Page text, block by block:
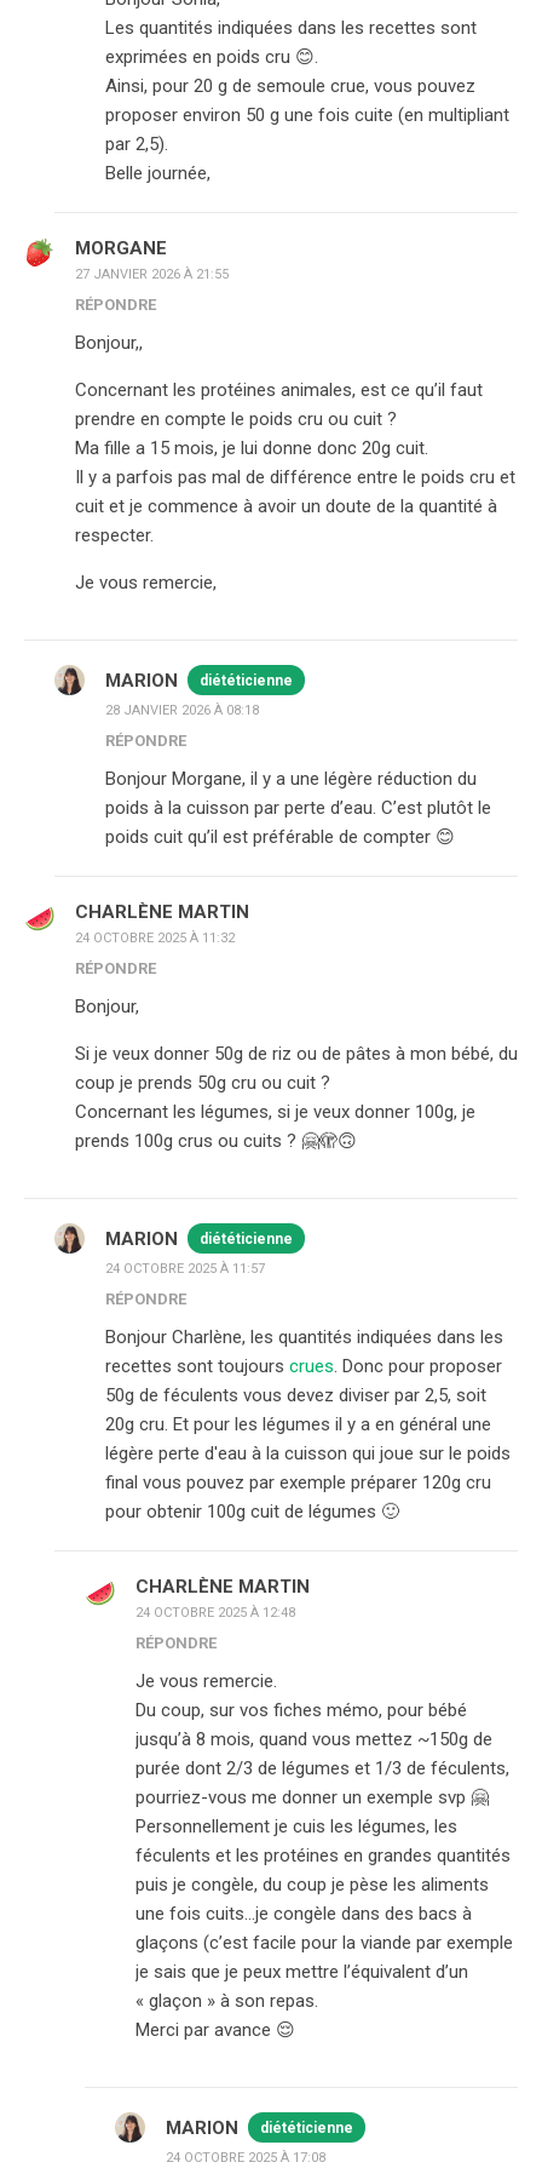
Les quantités indiquées dans les recettes sont
exprimées en poids cru 😊.
Ainsi, pour 20 g de semoule crue, vous pouvez
proposer environ 50 g une fois cuite (en multipliant
par 2,5).
Belle journée,
MORGANE
27 JANVIER 2026 À 21:55
RÉPONDRE
Bonjour,,
Concernant les protéines animales, est ce qu’il faut
prendre en compte le poids cru ou cuit ?
Ma fille a 15 mois, je lui donne donc 20g cuit.
Il y a parfois pas mal de différence entre le poids cru et
cuit et je commence à avoir un doute de la quantité à
respecter.
Je vous remercie,
MARION diététicienne
28 JANVIER 2026 À 08:18
RÉPONDRE
Bonjour Morgane, il y a une légère réduction du
poids à la cuisson par perte d’eau. C’est plutôt le
poids cuit qu’il est préférable de compter 😊
CHARLÈNE MARTIN
24 OCTOBRE 2025 À 11:32
RÉPONDRE
Bonjour,
Si je veux donner 50g de riz ou de pâtes à mon bébé, du
coup je prends 50g cru ou cuit ?
Concernant les légumes, si je veux donner 100g, je
prends 100g crus ou cuits ? 🤗🫣🙃
MARION diététicienne
24 OCTOBRE 2025 À 11:57
RÉPONDRE
Bonjour Charlène, les quantités indiquées dans les
recettes sont toujours crues. Donc pour proposer
50g de féculents vous devez diviser par 2,5, soit
20g cru. Et pour les légumes il y a en général une
légère perte d'eau à la cuisson qui joue sur le poids
final vous pouvez par exemple préparer 120g cru
pour obtenir 100g cuit de légumes 🙂
CHARLÈNE MARTIN
24 OCTOBRE 2025 À 12:48
RÉPONDRE
Je vous remercie.
Du coup, sur vos fiches mémo, pour bébé
jusqu’à 8 mois, quand vous mettez ~150g de
purée dont 2/3 de légumes et 1/3 de féculents,
pourriez-vous me donner un exemple svp 🤗
Personnellement je cuis les légumes, les
féculents et les protéines en grandes quantités
puis je congèle, du coup je pèse les aliments
une fois cuits…je congèle dans des bacs à
glaçons (c’est facile pour la viande par exemple
je sais que je peux mettre l’équivalent d’un
« glaçon » à son repas.
Merci par avance 😌
MARION diététicienne
24 OCTOBRE 2025 À 17:08